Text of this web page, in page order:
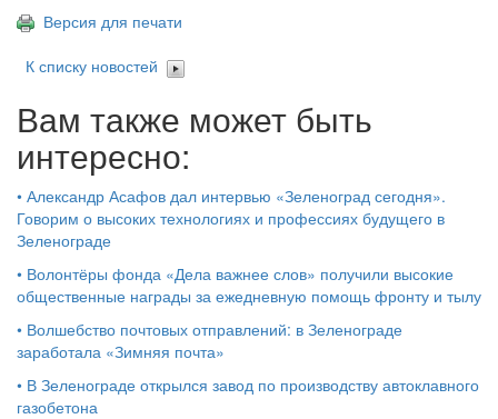
Версия для печати
К списку новостей
Вам также может быть
интересно:
• Александр Асафов дал интервью «Зеленоград сегодня».
Говорим о высоких технологиях и профессиях будущего в
Зеленограде
• Волонтёры фонда «Дела важнее слов» получили высокие
общественные награды за ежедневную помощь фронту и тылу
• Волшебство почтовых отправлений: в Зеленограде
заработала «Зимняя почта»
• В Зеленограде открылся завод по производству автоклавного
газобетона